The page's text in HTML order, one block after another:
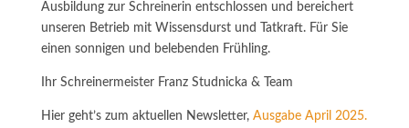
Ausbildung zur Schreinerin entschlossen und bereichert
unseren Betrieb mit Wissensdurst und Tatkraft. Für Sie
einen sonnigen und belebenden Frühling.
Ihr Schreinermeister Franz Studnicka & Team
Hier geht’s zum aktuellen Newsletter, Ausgabe April 2025.